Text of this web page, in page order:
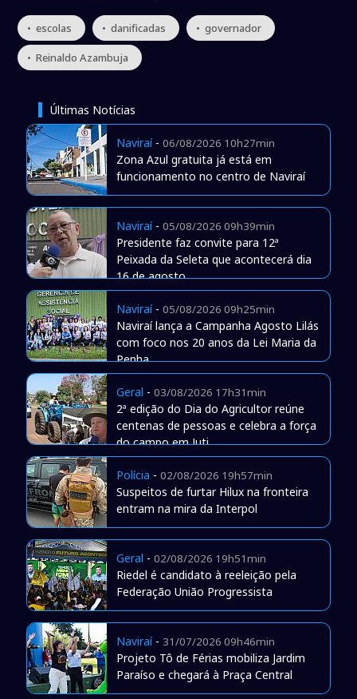
• escolas • danificadas • governador
• Reinaldo Azambuja
Últimas Notícias
Naviraí- 06/08/2026 10h27min
Zona Azul gratuita já está em
funcionamento no centro de Naviraí
Naviraí- 05/08/2026 09h39min
Presidente faz convite para 12ª
Peixada da Seleta que acontecerá dia
16 de agosto
Naviraí- 05/08/2026 09h25min
Naviraí lança a Campanha Agosto Lilás
com foco nos 20 anos da Lei Maria da
Penha
Geral - 03/08/2026 17h31min
2ª edição do Dia do Agricultor reúne
centenas de pessoas e celebra a força
do campo em Juti
Polícia - 02/08/2026 19h57min
Suspeitos de furtar Hilux na fronteira
entram na mira da Interpol
Geral - 02/08/2026 19h51min
Riedel é candidato à reeleição pela
Federação União Progressista
Naviraí- 31/07/2026 09h46min
Projeto Tô de Férias mobiliza Jardim
Paraíso e chegará à Praça Central